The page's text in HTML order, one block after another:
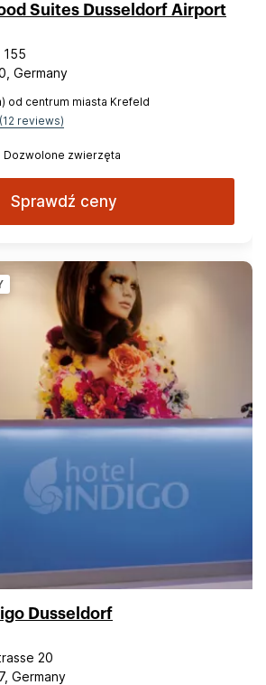
Suites Dusseldorf Airport
155
Germany
od centrum miasta Krefeld
(12 reviews)
Dozwolone zwierzęta
Sprawdź ceny
Dusseldorf
20
Germany